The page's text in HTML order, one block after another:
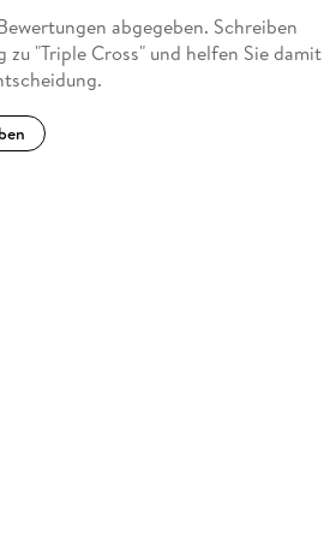
abgegeben. Schreiben
zu "Triple Cross" und helfen Sie damit